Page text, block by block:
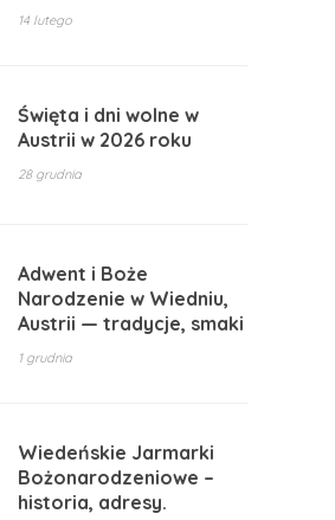
14 lutego
Święta i dni wolne w
Austrii w 2026 roku
28 grudnia
Adwent i Boże
Narodzenie w Wiedniu,
Austrii — tradycje, smaki
1 grudnia
Wiedeńskie Jarmarki
Bożonarodzeniowe –
historia, adresy.